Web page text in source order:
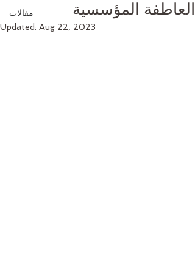
مقالات العاطفة المؤسسية
Updated: Aug 22, 2023